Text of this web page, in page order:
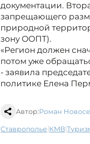
документации.
запрещающего
природной
зону ООПТ).
«Регион должен
потом уже
- заявила
политике Елена
Автор:Роман
Ставрополье| КМВ|